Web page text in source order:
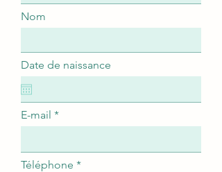
Nom
Date de naissance
E-mail
Téléphone